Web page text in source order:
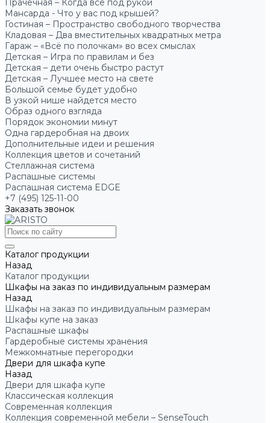
Прачечная – Когда всё под рукой
Мансарда - Что у вас под крышей?
Гостиная – Пространство свободного творчества
Кладовая – Два вместительных квадратных метра
Гараж – «Всё по полочкам» во всех смыслах
Детская – Игра по правилам и без
Детская – дети очень быстро растут
Детская – Лучшее место на свете
Большой семье будет удобно
В узкой нише найдется место
Образ одного взгляда
Порядок экономии минут
Одна гардеробная на двоих
Дополнительные идеи и решения
Коллекция цветов и сочетаний
Стеллажная система
Распашные системы
Распашная система EDGE
+7 (495) 125-11-00
Заказать звонок
Каталог продукции
Назад
Каталог продукции
Шкафы на заказ по индивидуальным размерам
Назад
Шкафы на заказ по индивидуальным размерам
Шкафы купе на заказ
Распашные шкафы
Гардеробные системы хранения
Межкомнатные перегородки
Двери для шкафа купе
Назад
Двери для шкафа купе
Классическая коллекция
Современная коллекция
Коллекция современной мебели – SenseTouch